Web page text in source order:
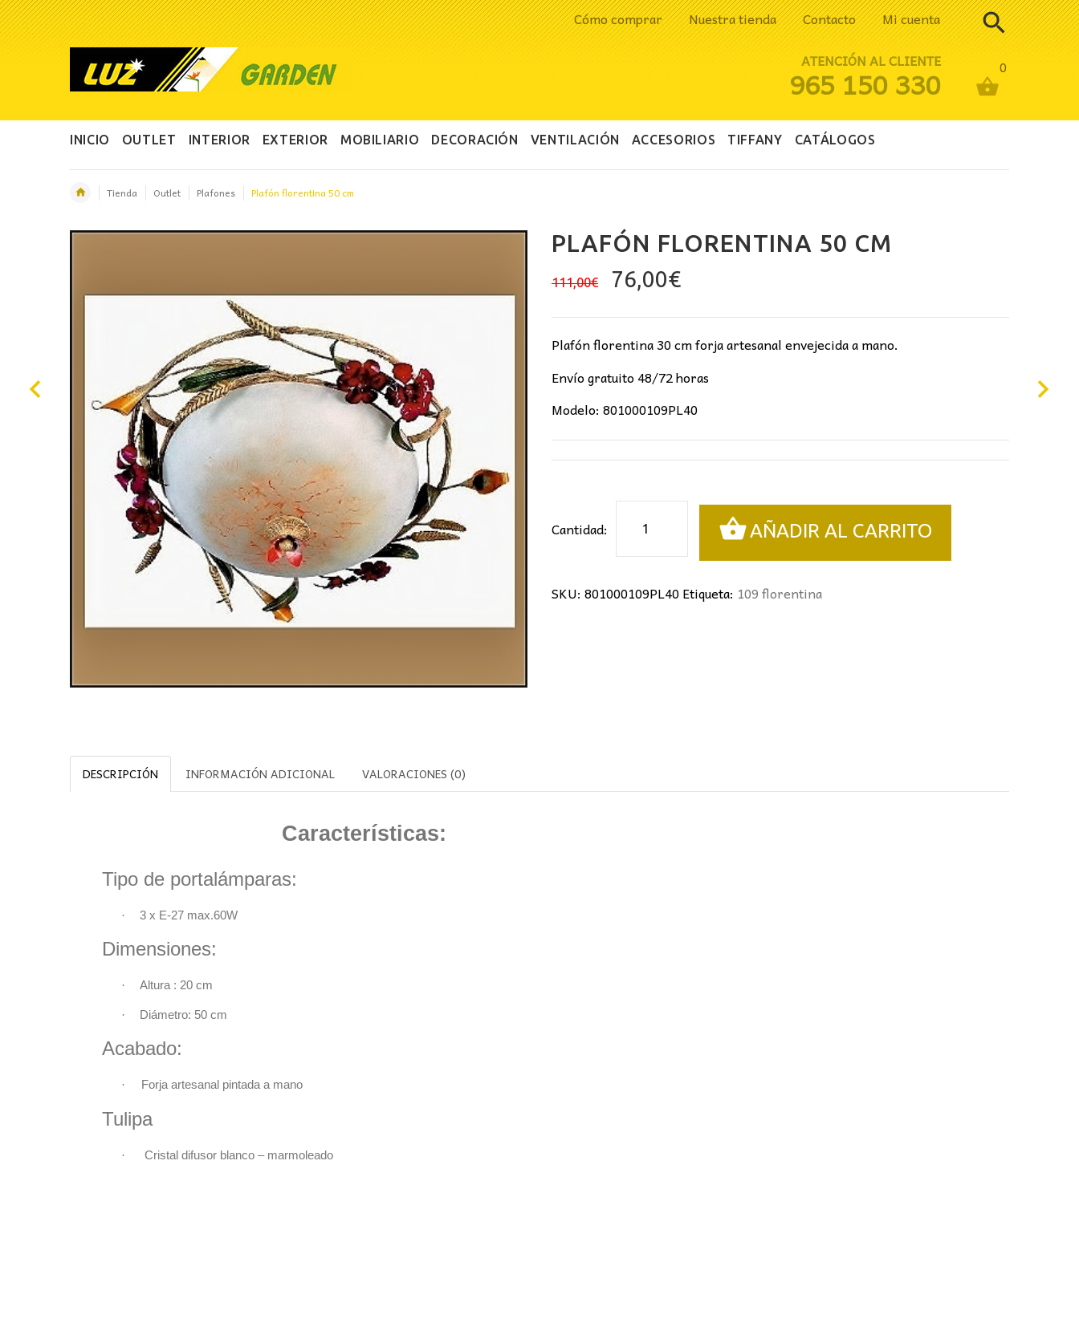
Cómo comprar Nuestra tienda Contacto Mi cuenta
0
ATENCIÓN AL CLIENTE
965 150 330
INICIO OUTLET INTERIOR EXTERIOR MOBILIARIO DECORACIÓN VENTILACIÓN ACCESORIOS TIFFANY CATÁLOGOS
Tienda Outlet Plafones Plafón florentina 50 cm
PLAFÓN FLORENTINA 50 CM
111,00€
El
original
era:
111,00€.
76,00€El
actual
es:
Plafón florentina 30 cm forja artesanal envejecida a mano.
Envío gratuito 48/72 horas
Modelo: 801000109PL40
Cantidad:
florentina
50
cantidad
AÑADIR AL CARRITO
SKU: 801000109PL40Etiqueta: 109 florentina
DESCRIPCIÓN INFORMACIÓN ADICIONAL VALORACIONES (0)
Características:
Tipo de portalámparas:
· 3 x E-27 max.60W
Dimensiones:
· Altura : 20 cm
· Diámetro: 50 cm
Acabado:
· Forja artesanal pintada a mano
Tulipa
· Cristal difusor blanco – marmoleado